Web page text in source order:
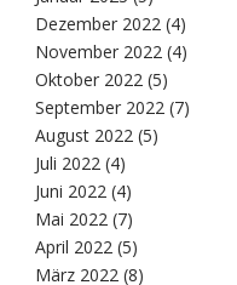
Dezember 2022 (4)
November 2022 (4)
Oktober 2022 (5)
September 2022 (7)
August 2022 (5)
Juli 2022 (4)
Juni 2022 (4)
Mai 2022 (7)
April 2022 (5)
März 2022 (8)